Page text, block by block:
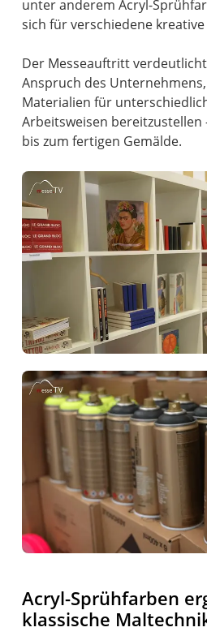
unter anderem Acryl-
sich für verschiedene
Der Messeauftritt
Anspruch des
Materialien für
Arbeitsweisen bereitzustellen
bis zum fertigen Gemälde.
Acryl-Sprühfarben
klassische